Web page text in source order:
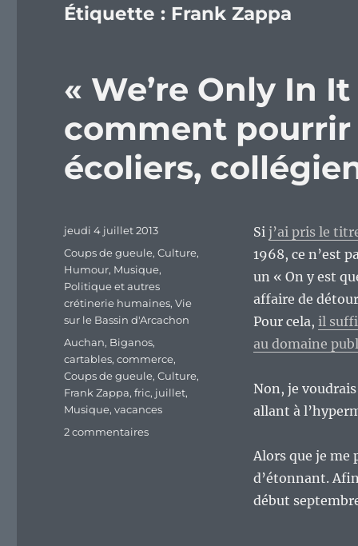
Étiquette : Frank Zappa
« We’re Only In
comment pourrir
écoliers,
Si j’ai pris le
1968, ce n’est
un « On y est
affaire de
Pour cela, il
au domaine
Non, je
allant à
Alors que je me
d’étonnant.
début
Publié
jeudi 4 juillet 2013
Catégories
Coups de gueule,Culture,
Humour, Musique,
Politique et autres
crétinerie humaines,Vie
sur le Bassin d'Arcachon
Étiquettes
Auchan, Biganos,
cartables,commerce,
Coups de gueule,Culture,
Frank Zappa,fric, juillet,
Musique,vacances
2 commentairessur